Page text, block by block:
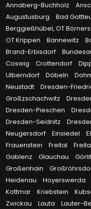
Annaberg-Buchholz
Augustusburg
Bad
Berggießhübel, OT
OT Krippen
Bannewitz
Brand-Erbisdorf
Coswig
Crottendorf
Ulberndorf
Döbeln
Neustadt
Dresden-
Großzschachwitz
Dresden-Pieschen
Dresden-Seidnitz
Neugersdorf
Einsiedel
Frauenstein
Freital
Gablenz
Glauchau
Großenhain
Heidenau
Hoyerswerda
Kottmar
Kriebstein
Zwickau
Lauta Lauter-